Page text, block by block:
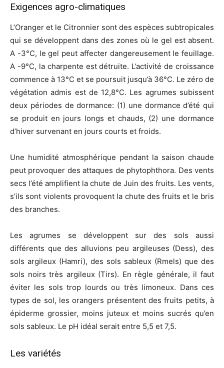
Exigences agro-climatiques
L’Oranger et le Citronnier sont des espèces subtropicales
qui se développent dans des zones où le gel est absent.
A -3°C, le gel peut affecter dangereusement le feuillage.
A -9°C, la charpente est détruite. L’activité de croissance
commence à 13°C et se poursuit jusqu’à 36°C. Le zéro de
végétation admis est de 12,8°C. Les agrumes subissent
deux périodes de dormance: (1) une dormance d’été qui
se produit en jours longs et chauds, (2) une dormance
d’hiver survenant en jours courts et froids.
Une humidité atmosphérique pendant la saison chaude
peut provoquer des attaques de phytophthora. Des vents
secs l’été amplifient la chute de Juin des fruits. Les vents,
s’ils sont violents provoquent la chute des fruits et le bris
des branches.
Les agrumes se développent sur des sols aussi
différents que des alluvions peu argileuses (Dess), des
sols argileux (Hamri), des sols sableux (Rmels) que des
sols noirs très argileux (Tirs). En règle générale, il faut
éviter les sols trop lourds ou très limoneux. Dans ces
types de sol, les orangers présentent des fruits petits, à
épiderme grossier, moins juteux et moins sucrés qu’en
sols sableux. Le pH idéal serait entre 5,5 et 7,5.
Les variétés